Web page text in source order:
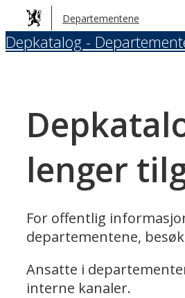
Hopp
til
hovedinnhold
Departementene
Depkatalog -
lenger
For offentlig
departementene, besøk
Ansatte i
interne kanaler.